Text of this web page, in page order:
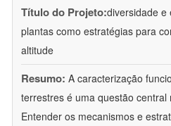
Título do Projeto:diversidade e
plantas como estratégias para
altitude
Resumo: A caracterização
terrestres é uma questão central
Entender os mecanismos e